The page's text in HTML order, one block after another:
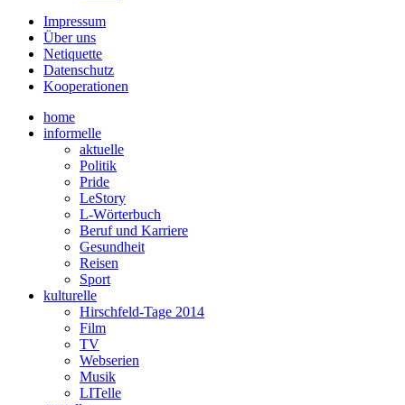
Impressum
Über uns
Netiquette
Datenschutz
Kooperationen
home
informelle
aktuelle
Politik
Pride
LeStory
L-Wörterbuch
Beruf und Karriere
Gesundheit
Reisen
Sport
kulturelle
Hirschfeld-Tage 2014
Film
TV
Webserien
Musik
LITelle